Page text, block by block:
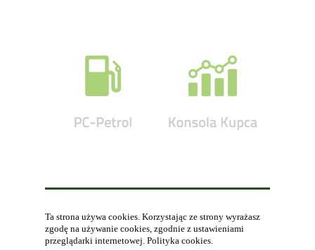
Ta strona używa cookies. Korzystając ze strony wyrażasz
zgodę na używanie cookies, zgodnie z ustawieniami
przeglądarki internetowej. Polityka cookies.